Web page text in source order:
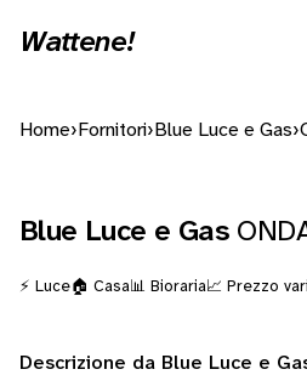
Wattene!
Home› Fornitori› Blue Luce e Gas›
Blue Luce e Gas
⚡ Luce🏠 Casa📊 Bioraria📈 Prezzo
Descrizione da Blue Luce e